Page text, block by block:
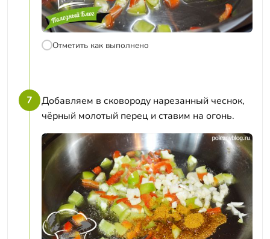
Отметить как выполнено
7
Добавляем в сковороду нарезанный чеснок,
чёрный молотый перец и ставим на огонь.